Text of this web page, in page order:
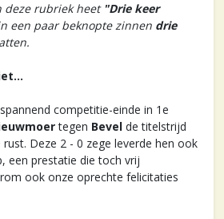
deze rubriek heet "Drie keer
een paar beknopte zinnen drie
competitie-einde in 1e
tegen Bevel de titelstrijd
Deze 2 - 0 zege leverde hen ook
een prestatie die toch vrij
ook onze oprechte felicitaties